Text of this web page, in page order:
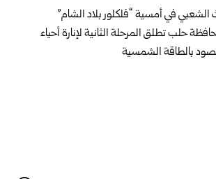
في أمسية “فلكلور بلاد الشام”